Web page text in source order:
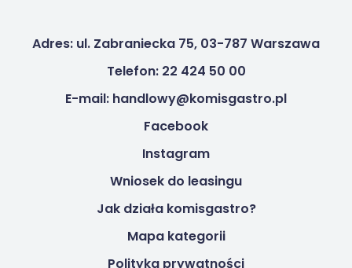
Adres: ul. Zabraniecka 75, 03-787 Warszawa
Telefon: 22 424 50 00
E-mail: handlowy@komisgastro.pl
Facebook
Instagram
Wniosek do leasingu
Jak działa komisgastro?
Mapa kategorii
Polityka prywatności